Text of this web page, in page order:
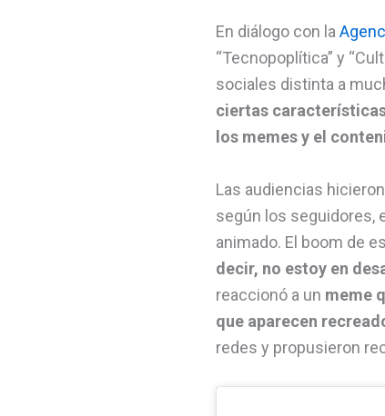
En diálogo con la
“Tecnopoplítica” y
sociales distinta a
ciertas
los memes y el
Las audiencias
según los seguidores,
animado. El boom de
decir, no estoy en
reaccionó a un meme
que aparecen
redes y propusieron